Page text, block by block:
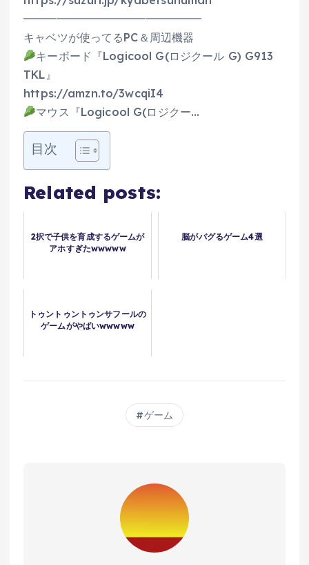
━━━━━━━━━━━━━━━━
キャベツが使ってるPC＆周辺機器
キーボード『Logicool G(ロジクール G) G913
TKL』
https://amzn.to/3wcqiI4
マウス『Logicool G(ロジクー…
目次
Related posts:
2択で子供を育成するゲームが
アホすぎたwwwww
脳がバグるゲーム4選
トゥントゥントゥンサフールの
ゲームがやばいwwwww
ゲーム